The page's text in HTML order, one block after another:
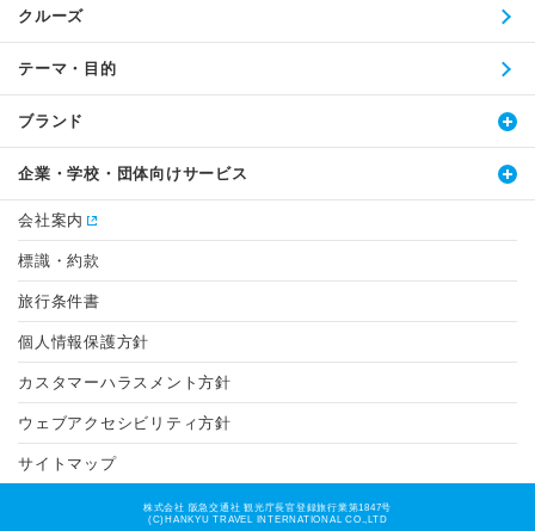
クルーズ
テーマ・目的
ブランド
企業・学校・団体向けサービス
会社案内
標識・約款
旅行条件書
個人情報保護方針
カスタマーハラスメント方針
ウェブアクセシビリティ方針
サイトマップ
株式会社 阪急交通社 観光庁長官登録旅行業第1847号
(C)HANKYU TRAVEL INTERNATIONAL CO.,LTD